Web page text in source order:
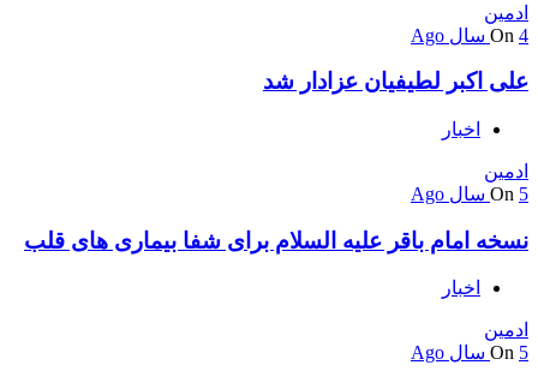
ادمین
On 4 سال Ago
علی اکبر لطیفیان عزادار شد
اخبار
ادمین
On 5 سال Ago
نسخه امام باقر علیه السلام برای شفا بیماری های قلب
اخبار
ادمین
On 5 سال Ago